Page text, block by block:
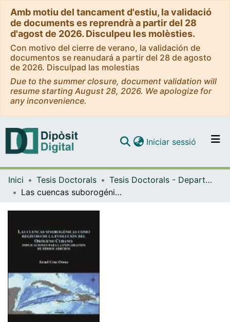
Amb motiu del tancament d'estiu, la validació
de documents es reprendrà a partir del 28
d'agost de 2026. Disculpeu les molèsties.
Con motivo del cierre de verano, la validación de
documentos se reanudará a partir del 28 de agosto
de 2026. Disculpad las molestias
Due to the summer closure, document validation will
resume starting August 28, 2026. We apologize for
any inconvenience.
Navega per tot el DD
Iniciar sessió (current)
Inici Tesis Doctorals
Tesis Doctorals - Departament - Estratigrafia, Paleontologia i Geociències Marines
Las cuencas suborogénicas como registro de la evolución del Orógeno cubano: implicaciones para la exploración de hidrocarburos